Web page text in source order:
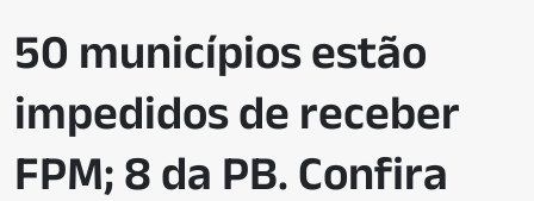
50 municípios estão
impedidos de receber
FPM; 8 da PB. Confira